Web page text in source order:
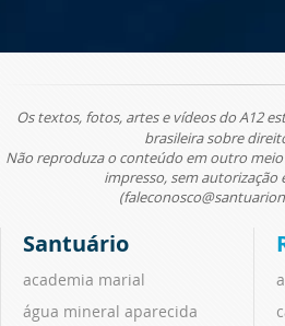
Os textos, fotos, artes e vídeos do A12
brasileira sobre
Não reproduza o conteúdo em outro
impresso, sem autorização
Santuário
academia marial
água mineral aparecida